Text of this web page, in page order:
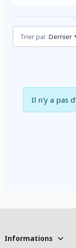
Avis (0)
Trier par :Dernier
Il n'y a pas
Informations